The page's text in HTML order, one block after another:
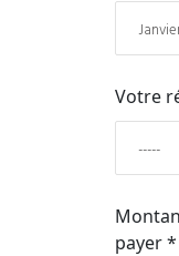
Votre
payer *